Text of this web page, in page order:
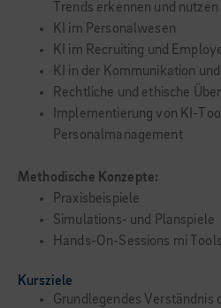
Trends erkennen und nutzen
KI im Personalwesen
KI im Recruiting und
KI in der Kommunikation
Rechtliche und ethische
Implementierung von KI-
Personalmanagement
Methodische Konzepte:
Praxisbeispiele
Simulations- und Planspiele
Hands-On-Sessions mi Tools
Kursziele
Grundlegendes Verständnis